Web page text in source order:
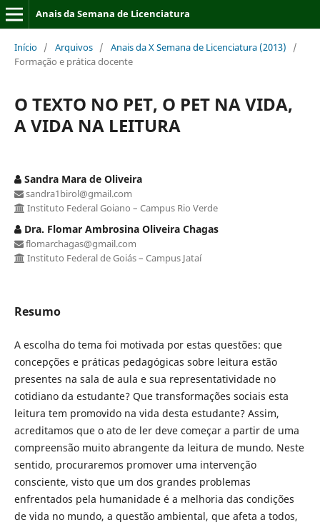
Anais da Semana de Licenciatura
Início / Arquivos / Anais da X Semana de Licenciatura (2013)
/
Formação e prática docente
O TEXTO NO PET, O PET NA VIDA,
A VIDA NA LEITURA
Sandra Mara de Oliveira
sandra1birol@gmail.com
Instituto Federal Goiano – Campus Rio Verde
Dra. Flomar Ambrosina Oliveira Chagas
flomarchagas@gmail.com
Instituto Federal de Goiás – Campus Jataí
Resumo
A escolha do tema foi motivada por estas questões: que
concepções e práticas pedagógicas sobre leitura estão
presentes na sala de aula e sua representatividade no
cotidiano da estudante? Que transformações sociais esta
leitura tem promovido na vida desta estudante? Assim,
acreditamos que o ato de ler deve começar a partir de uma
compreensão muito abrangente da leitura de mundo. Neste
sentido, procuraremos promover uma intervenção
consciente, visto que um dos grandes problemas
enfrentados pela humanidade é a melhoria das condições
de vida no mundo, a questão ambiental, que afeta a todos,